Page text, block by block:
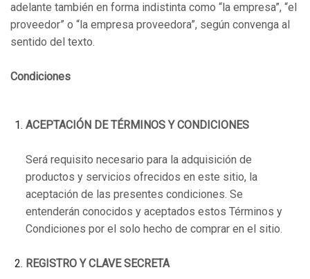
adelante también en forma indistinta como “la empresa”, “el
proveedor” o “la empresa proveedora”, según convenga al
sentido del texto.
Condiciones
ACEPTACIÓN DE TÉRMINOS Y CONDICIONES
Será requisito necesario para la adquisición de
productos y servicios ofrecidos en este sitio, la
aceptación de las presentes condiciones. Se
entenderán conocidos y aceptados estos Términos y
Condiciones por el solo hecho de comprar en el sitio.
REGISTRO Y CLAVE SECRETA